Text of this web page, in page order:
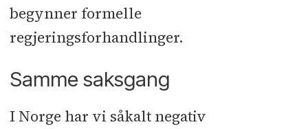
begynner formelle
regjeringsforhandlinger.
Samme saksgang
I Norge har vi såkalt negativ